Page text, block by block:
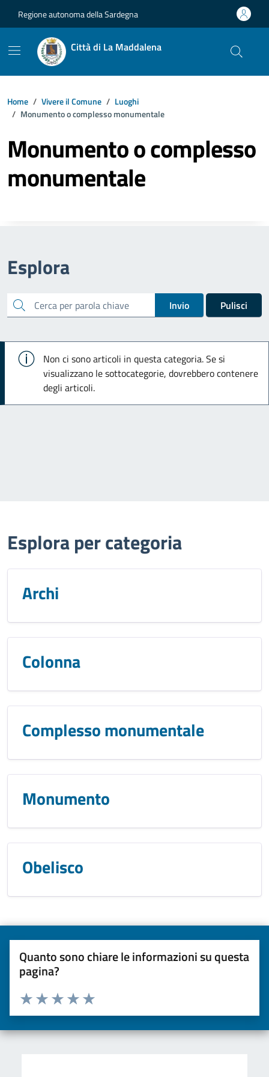
Regione autonoma della Sardegna
Città di La Maddalena
Home Vivere il Comune
Luoghi
Monumento o complesso monumentale
Monumento o complesso
monumentale
Esplora
cerca Invio Pulisci
Info
Non ci sono articoli in questa categoria. Se si
visualizzano le sottocategorie, dovrebbero contenere
degli articoli.
Esplora per categoria
Archi
Colonna
Complesso monumentale
Monumento
Obelisco
Quanto sono chiare le informazioni su questa
pagina?
Valuta da 1 a 5 stelle la pagina
Valuta 5 stelle su 5
Valuta 4 stelle su 5
Valuta 3 stelle su 5
Valuta 2 stelle su 5
Valuta una stella su 5